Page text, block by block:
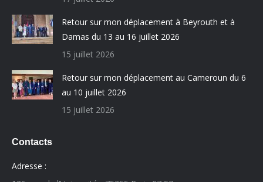
Retour sur mon déplacement à Beyrouth et à
Damas du 13 au 16 juillet 2026
15 juillet 2026
Retour sur mon déplacement au Cameroun du 6
au 10 juillet 2026
15 juillet 2026
Contacts
Adresse :